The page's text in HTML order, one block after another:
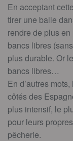
En acceptant
tirer une balle
rendre de plus
bancs libres
plus durable. Or
bancs libres…
En d’autres
côtés des
plus intensif, le
pour leurs
pêcherie.